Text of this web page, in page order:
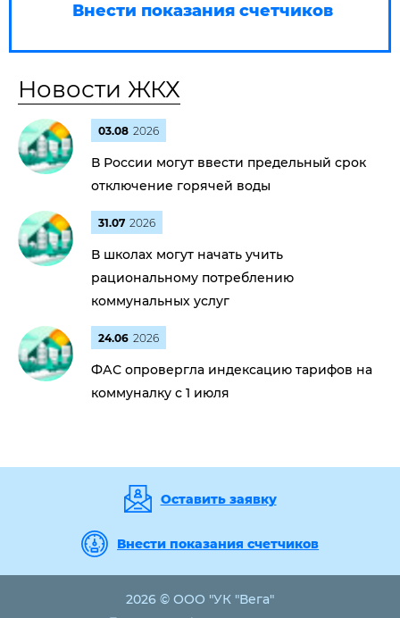
Внести показания счетчиков
Новости ЖКХ
03.08 2026
В России могут ввести предельный срок
отключение горячей воды
31.07 2026
В школах могут начать учить
рациональному потреблению
коммунальных услуг
24.06 2026
ФАС опровергла индексацию тарифов на
коммуналку с 1 июля
Оставить заявку
Внести показания счетчиков
2026 © ООО "УК "Вега"